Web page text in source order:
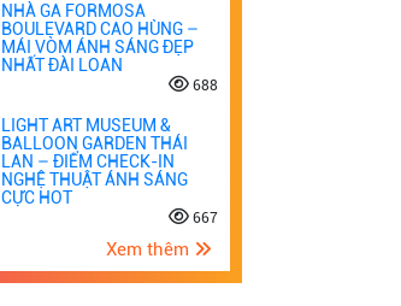
NHÀ GA FORMOSA
BOULEVARD CAO HÙNG –
MÁI VÒM ÁNH SÁNG ĐẸP
NHẤT ĐÀI LOAN
688
LIGHT ART MUSEUM &
BALLOON GARDEN THÁI
LAN – ĐIỂM CHECK-IN
NGHỆ THUẬT ÁNH SÁNG
CỰC HOT
667
Xem thêm